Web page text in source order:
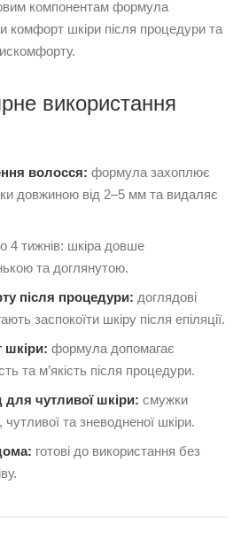
компонентам формула
комфорт шкіри після процедури та
використання
волосся: формула захоплює
довжиною від 2–5 мм та видаляє
4 тижнів: шкіра довше
та доглянутою.
після процедури: доглядові
заспокоїти шкіру після епіляції.
шкіри: формула допомагає
та м’якість після процедури.
для чутливої шкіри: смужки
чутливої та зневодненої шкіри.
готові до використання без